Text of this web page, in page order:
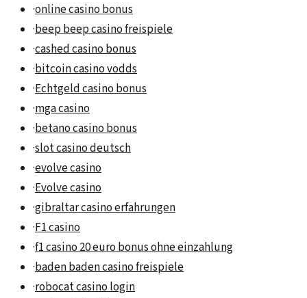
·online casino bonus
·beep beep casino freispiele
·cashed casino bonus
·bitcoin casino vodds
·Echtgeld casino bonus
·mga casino
·betano casino bonus
·slot casino deutsch
·evolve casino
·Evolve casino
·gibraltar casino erfahrungen
·F1 casino
·f1 casino 20 euro bonus ohne einzahlung
·baden baden casino freispiele
·robocat casino login